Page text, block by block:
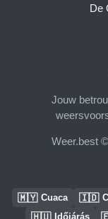
Jouw
Weer.best
De
🇲🇾 Cuaca 🇮🇩
Időjárás